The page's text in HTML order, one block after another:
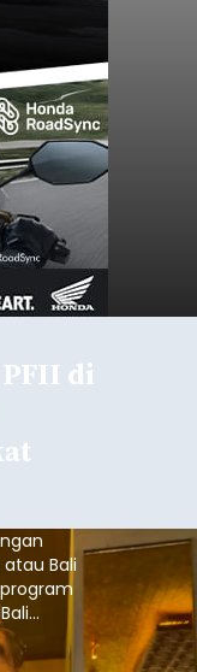
di
Bali
lokal.